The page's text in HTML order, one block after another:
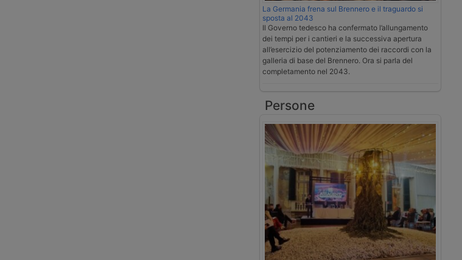
La Germania frena sul Brennero e il traguardo si
sposta al 2043
Il Governo tedesco ha confermato l’allungamento
dei tempi per i cantieri e la successiva apertura
all’esercizio del potenziamento dei raccordi con la
galleria di base del Brennero. Ora si parla del
completamento nel 2043.
Persone